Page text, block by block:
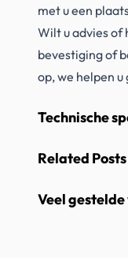
met u een
Wilt u advies of
bevestiging of
op, we helpen
Technische
Related Posts
Veel